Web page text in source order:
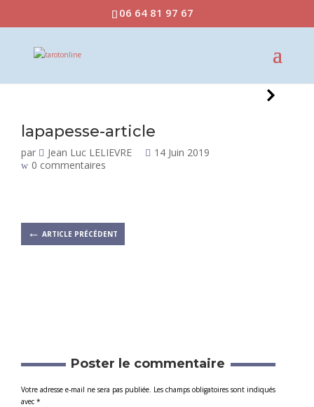
06 64 81 97 67
lapapesse-article
par Jean Luc LELIEVRE
14 Juin 2019
0 commentaires
← ARTICLE PRÉCÉDENT
Poster le commentaire
Votre adresse e-mail ne sera pas publiée. Les champs obligatoires sont indiqués
avec *